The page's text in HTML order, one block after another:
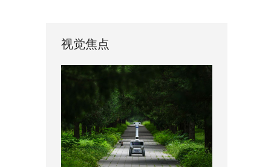
视觉焦点